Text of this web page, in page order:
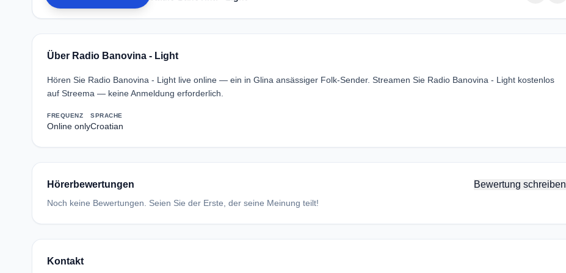
Über Radio Banovina - Light
Hören Sie Radio Banovina - Light live online — ein in Glina ansässiger Folk-Sender. Streamen Sie Radio Banovina - Light kostenlos
auf Streema — keine Anmeldung erforderlich.
FREQUENZ
Online only
SPRACHE
Croatian
Hörerbewertungen Bewertung schreiben
Noch keine Bewertungen. Seien Sie der Erste, der seine Meinung teilt!
Kontakt